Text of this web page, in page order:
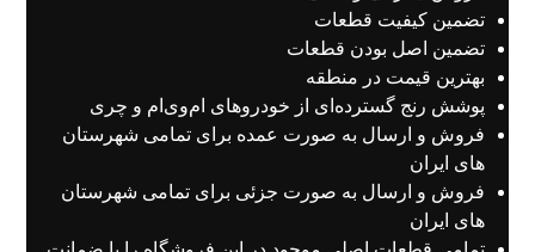
تضمین کیفیت قطعات
تضمین اصل بودن قطعات
بهترین قیمت در منطقه
پوشش رنج گسترده‌ای از خودروهای ام‌وی‌ام و چری
فروش و ارسال به صورت عمده برای تمامی شهرستان
های ایران
فروش و ارسال به صورت جزئی برای تمامی شهرستان
های ایران